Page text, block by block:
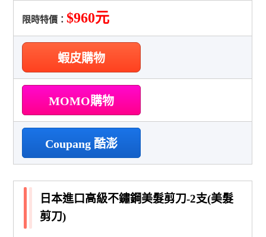
限時特價：$960元
蝦皮購物
MOMO購物
Coupang 酷澎
日本進口高級不鏽鋼美髮剪刀-2支(美髮
剪刀)